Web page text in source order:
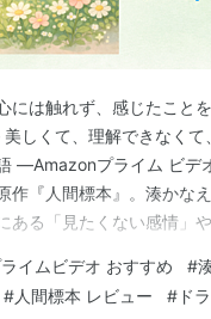
には触れず、感じたこと
しくて、理解できなくて
―Amazonプライム ビデ
作『人間標本』。湊かな
ある「見たくない感情」
り衝撃的でした。実は私
て初めてこの物語に触れ
イムビデオ おすすめ #
#人間標本 レビュー # ド